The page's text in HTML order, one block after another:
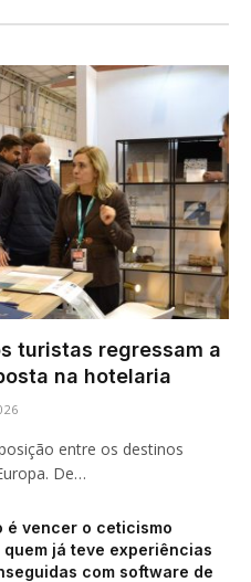
turistas regressam a
na hotelaria
entre os destinos
De…
é vencer o ceticismo
já teve experiências
com software de